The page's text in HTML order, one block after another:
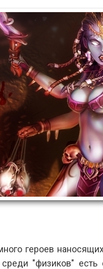
Дата выхода:
Разработчик:
Издатель /
Сайт:
14:44 Категория: Гайды
героев
"физиков" есть